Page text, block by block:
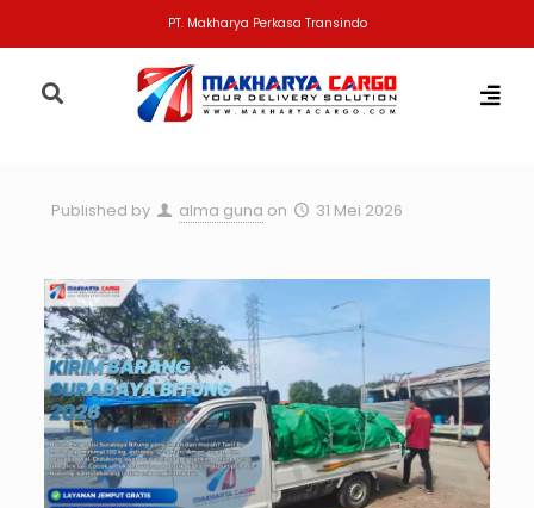
PT. Makharya Perkasa Transindo
Published by alma guna on 31 Mei 2026